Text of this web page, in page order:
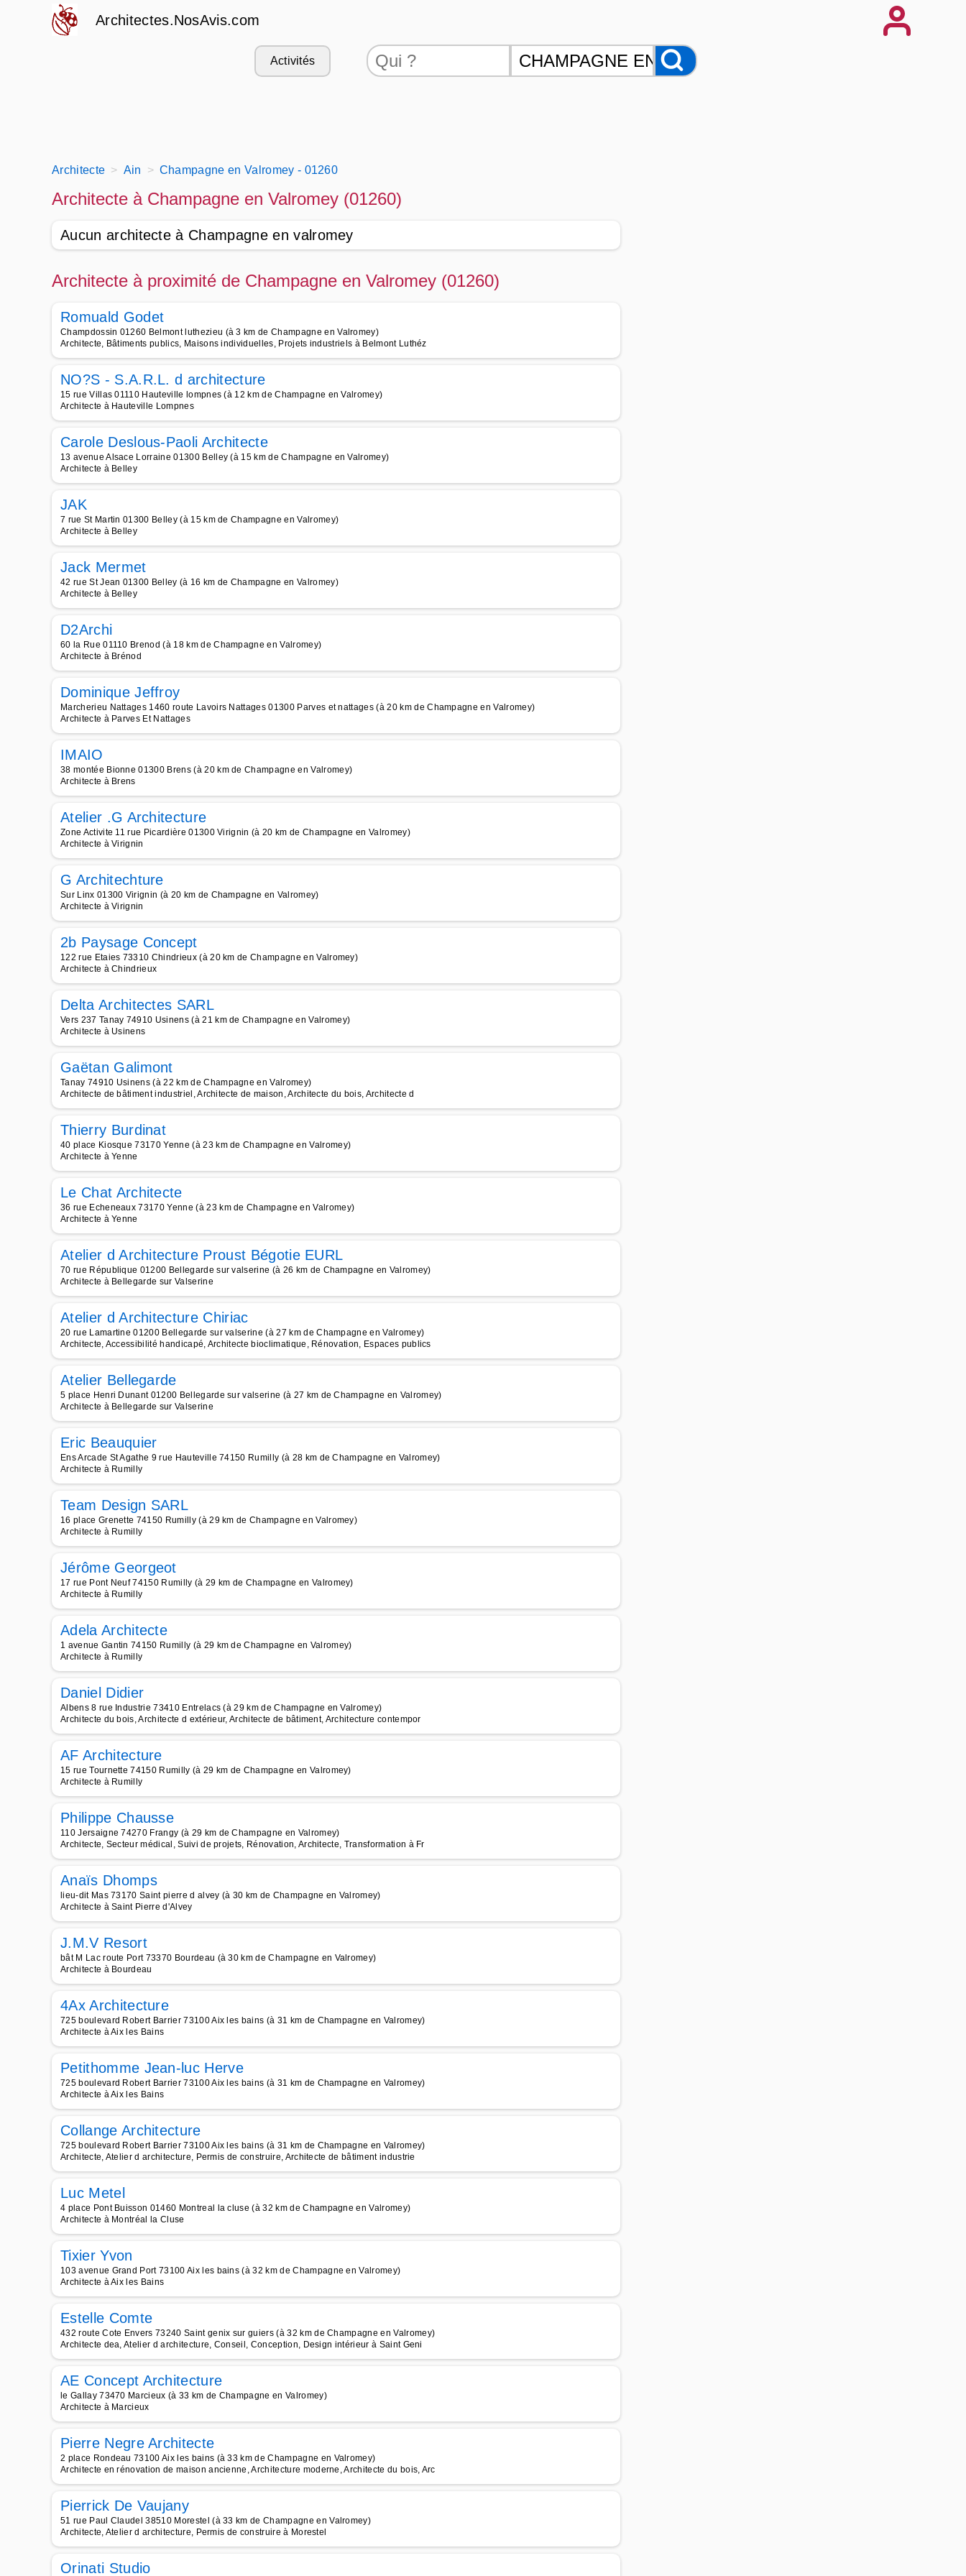
Architectes.NosAvis.com
Activités
Architecte Ain Champagne en Valromey - 01260
Architecte à Champagne en Valromey (01260)
Aucun architecte à Champagne en valromey
Architecte à proximité de Champagne en Valromey (01260)
Romuald Godet
Champdossin 01260 Belmont luthezieu (à 3 km de Champagne en Valromey)
Architecte, Bâtiments publics, Maisons individuelles, Projets industriels à Belmont Luthéz
NO?S - S.A.R.L. d architecture
15 rue Villas 01110 Hauteville lompnes (à 12 km de Champagne en Valromey)
Architecte à Hauteville Lompnes
Carole Deslous-Paoli Architecte
13 avenue Alsace Lorraine 01300 Belley (à 15 km de Champagne en Valromey)
Architecte à Belley
JAK
7 rue St Martin 01300 Belley (à 15 km de Champagne en Valromey)
Architecte à Belley
Jack Mermet
42 rue St Jean 01300 Belley (à 16 km de Champagne en Valromey)
Architecte à Belley
D2Archi
60 la Rue 01110 Brenod (à 18 km de Champagne en Valromey)
Architecte à Brénod
Dominique Jeffroy
Marcherieu Nattages 1460 route Lavoirs Nattages 01300 Parves et nattages (à 20 km de Champagne en Valromey)
Architecte à Parves Et Nattages
IMAIO
38 montée Bionne 01300 Brens (à 20 km de Champagne en Valromey)
Architecte à Brens
Atelier .G Architecture
Zone Activite 11 rue Picardière 01300 Virignin (à 20 km de Champagne en Valromey)
Architecte à Virignin
G Architechture
Sur Linx 01300 Virignin (à 20 km de Champagne en Valromey)
Architecte à Virignin
2b Paysage Concept
122 rue Etaies 73310 Chindrieux (à 20 km de Champagne en Valromey)
Architecte à Chindrieux
Delta Architectes SARL
Vers 237 Tanay 74910 Usinens (à 21 km de Champagne en Valromey)
Architecte à Usinens
Gaëtan Galimont
Tanay 74910 Usinens (à 22 km de Champagne en Valromey)
Architecte de bâtiment industriel, Architecte de maison, Architecte du bois, Architecte d
Thierry Burdinat
40 place Kiosque 73170 Yenne (à 23 km de Champagne en Valromey)
Architecte à Yenne
Le Chat Architecte
36 rue Echeneaux 73170 Yenne (à 23 km de Champagne en Valromey)
Architecte à Yenne
Atelier d Architecture Proust Bégotie EURL
70 rue République 01200 Bellegarde sur valserine (à 26 km de Champagne en Valromey)
Architecte à Bellegarde sur Valserine
Atelier d Architecture Chiriac
20 rue Lamartine 01200 Bellegarde sur valserine (à 27 km de Champagne en Valromey)
Architecte, Accessibilité handicapé, Architecte bioclimatique, Rénovation, Espaces publics
Atelier Bellegarde
5 place Henri Dunant 01200 Bellegarde sur valserine (à 27 km de Champagne en Valromey)
Architecte à Bellegarde sur Valserine
Eric Beauquier
Ens Arcade St Agathe 9 rue Hauteville 74150 Rumilly (à 28 km de Champagne en Valromey)
Architecte à Rumilly
Team Design SARL
16 place Grenette 74150 Rumilly (à 29 km de Champagne en Valromey)
Architecte à Rumilly
Jérôme Georgeot
17 rue Pont Neuf 74150 Rumilly (à 29 km de Champagne en Valromey)
Architecte à Rumilly
Adela Architecte
1 avenue Gantin 74150 Rumilly (à 29 km de Champagne en Valromey)
Architecte à Rumilly
Daniel Didier
Albens 8 rue Industrie 73410 Entrelacs (à 29 km de Champagne en Valromey)
Architecte du bois, Architecte d extérieur, Architecte de bâtiment, Architecture contempor
AF Architecture
15 rue Tournette 74150 Rumilly (à 29 km de Champagne en Valromey)
Architecte à Rumilly
Philippe Chausse
110 Jersaigne 74270 Frangy (à 29 km de Champagne en Valromey)
Architecte, Secteur médical, Suivi de projets, Rénovation, Architecte, Transformation à Fr
Anaïs Dhomps
lieu-dit Mas 73170 Saint pierre d alvey (à 30 km de Champagne en Valromey)
Architecte à Saint Pierre d'Alvey
J.M.V Resort
bât M Lac route Port 73370 Bourdeau (à 30 km de Champagne en Valromey)
Architecte à Bourdeau
4Ax Architecture
725 boulevard Robert Barrier 73100 Aix les bains (à 31 km de Champagne en Valromey)
Architecte à Aix les Bains
Petithomme Jean-luc Herve
725 boulevard Robert Barrier 73100 Aix les bains (à 31 km de Champagne en Valromey)
Architecte à Aix les Bains
Collange Architecture
725 boulevard Robert Barrier 73100 Aix les bains (à 31 km de Champagne en Valromey)
Architecte, Atelier d architecture, Permis de construire, Architecte de bâtiment industrie
Luc Metel
4 place Pont Buisson 01460 Montreal la cluse (à 32 km de Champagne en Valromey)
Architecte à Montréal la Cluse
Tixier Yvon
103 avenue Grand Port 73100 Aix les bains (à 32 km de Champagne en Valromey)
Architecte à Aix les Bains
Estelle Comte
432 route Cote Envers 73240 Saint genix sur guiers (à 32 km de Champagne en Valromey)
Architecte dea, Atelier d architecture, Conseil, Conception, Design intérieur à Saint Geni
AE Concept Architecture
le Gallay 73470 Marcieux (à 33 km de Champagne en Valromey)
Architecte à Marcieux
Pierre Negre Architecte
2 place Rondeau 73100 Aix les bains (à 33 km de Champagne en Valromey)
Architecte en rénovation de maison ancienne, Architecture moderne, Architecte du bois, Arc
Pierrick De Vaujany
51 rue Paul Claudel 38510 Morestel (à 33 km de Champagne en Valromey)
Architecte, Atelier d architecture, Permis de construire à Morestel
Orinati Studio